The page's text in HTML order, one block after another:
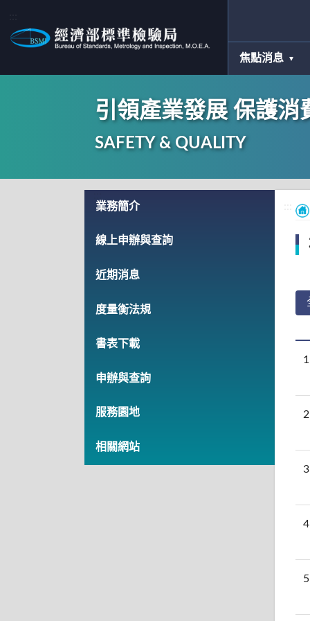
焦點消息
引領產業發展 保護消
SAFETY & QUALITY
業務簡介
線上申辦與查詢
近期消息
度量衡法規
書表下載
申辦與查詢
服務園地
相關網站
1
2
3
4
5